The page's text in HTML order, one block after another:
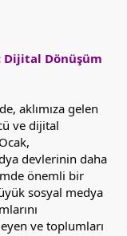
Dijital Dönüşüm
aklımıza gelen
ve dijital
devlerinin daha
önemli bir
sosyal medya
ve toplumları